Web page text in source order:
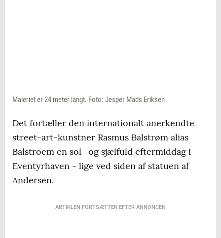
Maleriet er 24 meter langt. Foto: Jesper Mads Eriksen
Det fortæller den internationalt anerkendte
street-art-kunstner Rasmus Balstrøm alias
Balstroem en sol- og sjælfuld eftermiddag i
Eventyrhaven - lige ved siden af statuen af
Andersen.
ARTIKLEN FORTSÆTTER EFTER ANNONCEN